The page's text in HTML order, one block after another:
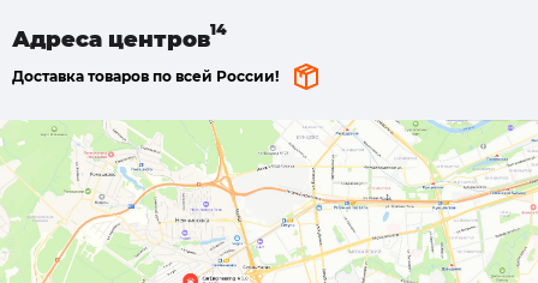
Адреса центров
Доставка товаров по всей России!